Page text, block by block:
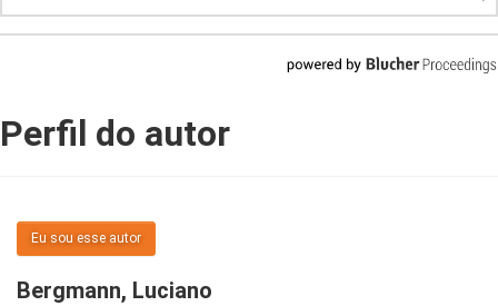
Perfil do autor
Eu sou esse autor
Bergmann, Luciano